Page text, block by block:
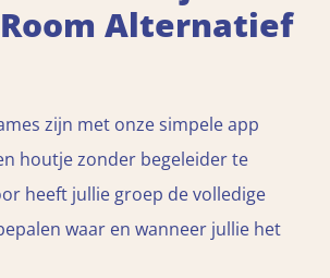
Room Alternatief
zijn met onze simpele app
houtje zonder begeleider te
heeft jullie groep de volledige
waar en wanneer jullie het